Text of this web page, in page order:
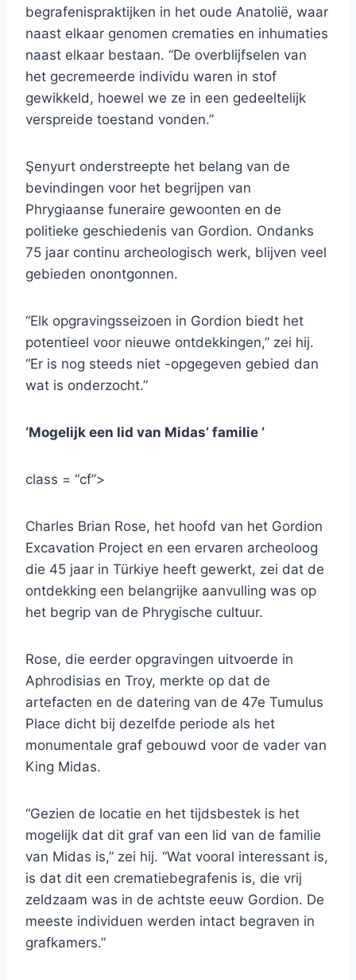
begrafenispraktijken in het oude Anatolië, waar
naast elkaar genomen crematies en inhumaties
naast elkaar bestaan. “De overblijfselen van
het gecremeerde individu waren in stof
gewikkeld, hoewel we ze in een gedeeltelijk
verspreide toestand vonden.”
Şenyurt onderstreepte het belang van de
bevindingen voor het begrijpen van
Phrygiaanse funeraire gewoonten en de
politieke geschiedenis van Gordion. Ondanks
75 jaar continu archeologisch werk, blijven veel
gebieden onontgonnen.
“Elk opgravingsseizoen in Gordion biedt het
potentieel voor nieuwe ontdekkingen,” zei hij.
“Er is nog steeds niet -opgegeven gebied dan
wat is onderzocht.”
‘Mogelijk een lid van Midas’ familie ‘
class = “cf”>
Charles Brian Rose, het hoofd van het Gordion
Excavation Project en een ervaren archeoloog
die 45 jaar in Türkiye heeft gewerkt, zei dat de
ontdekking een belangrijke aanvulling was op
het begrip van de Phrygische cultuur.
Rose, die eerder opgravingen uitvoerde in
Aphrodisias en Troy, merkte op dat de
artefacten en de datering van de 47e Tumulus
Place dicht bij dezelfde periode als het
monumentale graf gebouwd voor de vader van
King Midas.
“Gezien de locatie en het tijdsbestek is het
mogelijk dat dit graf van een lid van de familie
van Midas is,” zei hij. “Wat vooral interessant is,
is dat dit een crematiebegrafenis is, die vrij
zeldzaam was in de achtste eeuw Gordion. De
meeste individuen werden intact begraven in
grafkamers.”